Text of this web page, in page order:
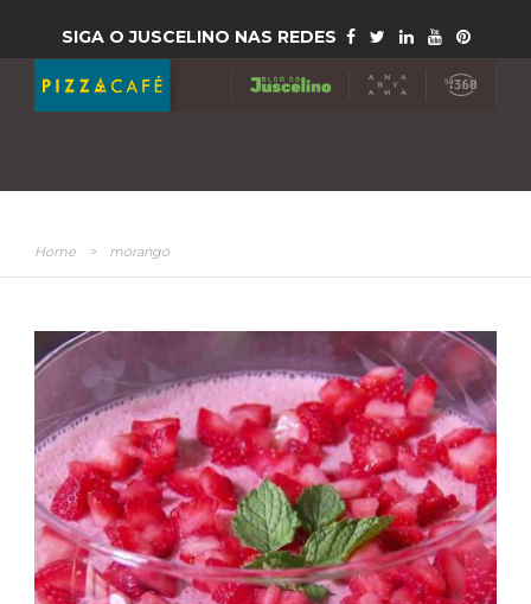
SIGA O JUSCELINO NAS REDES
Home > morango